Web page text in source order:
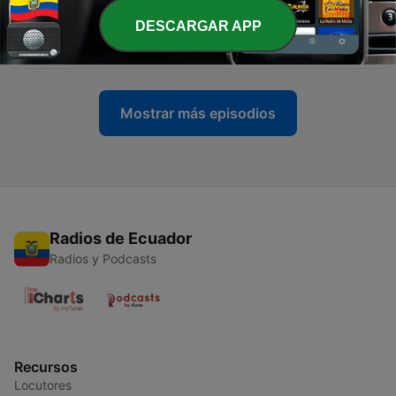
28 - #28 Hoe heilig is tempo?
06 jul. 2026
Mostrar más episodios
Radios de Ecuador
Radios y Podcasts
Recursos
Locutores
DESCARGAR APP